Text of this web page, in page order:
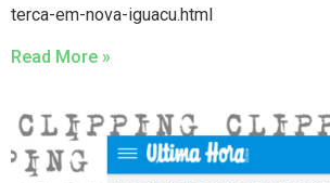
terca-em-nova-iguacu.html
Read More »